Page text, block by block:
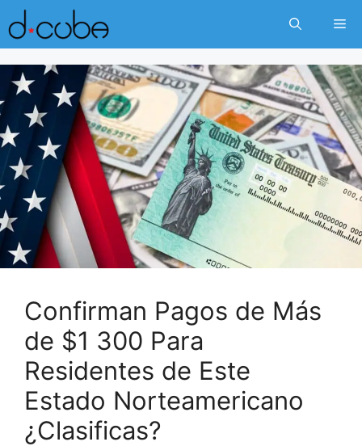
Skip
to
content
Confirman Pagos de Más
de $1 300 Para
Residentes de Este
Estado Norteamericano
¿Clasificas?